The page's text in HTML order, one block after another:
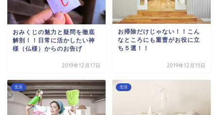
おみくじの魅力と疑問を徹底
解剖！！日常に活かしたい神
様（仏様）からのお告げ
2019年12月17日
お掃除だけじゃない！！こん
なところにも重曹がお役に立
ち５選！！
2019年12月15日
生活 生活